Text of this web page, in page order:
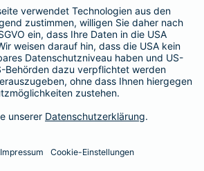
365 Tage / 24 Stunden